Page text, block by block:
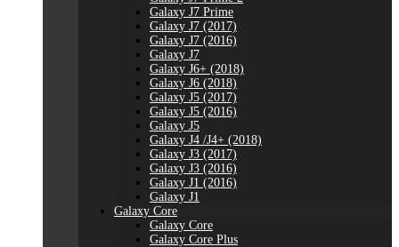
Galaxy J7 Prime
Galaxy J7 (2017)
Galaxy J7 (2016)
Galaxy J7
Galaxy J6+ (2018)
Galaxy J6 (2018)
Galaxy J5 (2017)
Galaxy J5 (2016)
Galaxy J5
Galaxy J4 /J4+ (2018)
Galaxy J3 (2017)
Galaxy J3 (2016)
Galaxy J1 (2016)
Galaxy J1
Galaxy Core
Galaxy Core
Galaxy Core Plus